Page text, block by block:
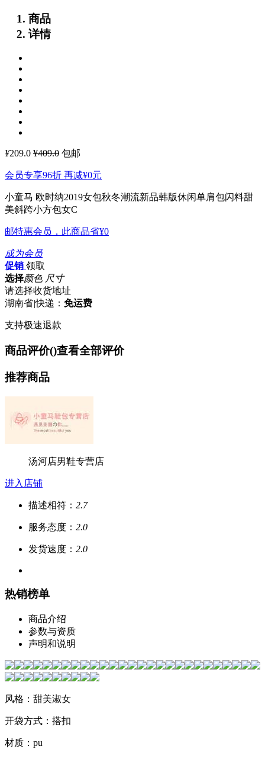
商品
详情
¥209.0 ¥409.0 包邮
会员专享96折 再减¥0元
小童马 欧时纳2019女包秋冬潮流新品韩版休闲单肩包闪料甜
美斜跨小方包女C
邮特惠会员，此商品省¥0
成为会员
促销 领取
选择颜色 尺寸
请选择收货地址
湖南省|快递： 免运费
支持极速退款
商品评价()查看全部评价
推荐商品
汤河店男鞋专营店
进入店铺
描述相符： 2.7
服务态度： 2.0
发货速度： 2.0
热销榜单
商品介绍
参数与资质
声明和说明
风格：甜美淑女
开袋方式：搭扣
材质：pu